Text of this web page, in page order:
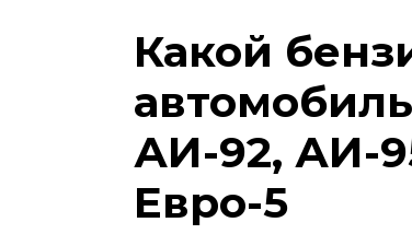
Какой
АИ-92, АИ-
Евро-5